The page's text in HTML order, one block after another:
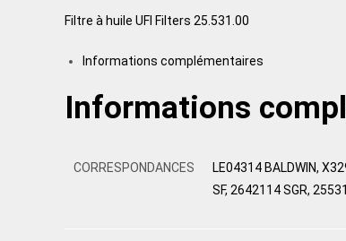
Filtre à huile UFI Filters 25.531.00
Informations complémentaires
Informations
CORRESPONDANCES
LE04314 BALDWIN,
SF, 2642114 SGR,